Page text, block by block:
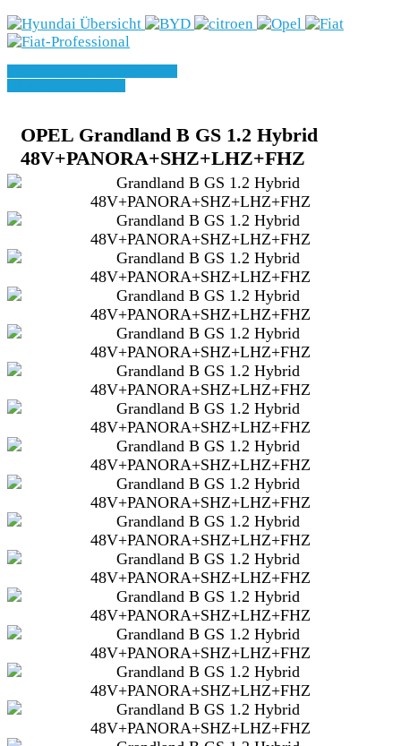
OPEL Grandland B GS 1.2 Hybrid
48V+PANORA+SHZ+LHZ+FHZ